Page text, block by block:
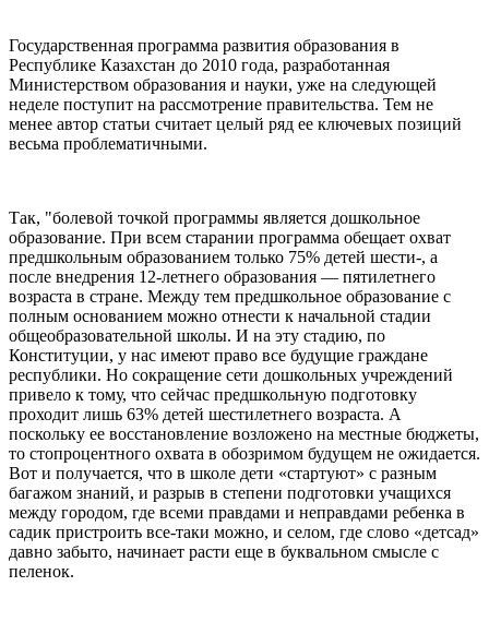
Государственная программа развития образования в
Республике Казахстан до 2010 года, разработанная
Министерством образования и науки, уже на следующей
неделе поступит на рассмотрение правительства. Тем не
менее автор статьи считает целый ряд ее ключевых позиций
весьма проблематичными.
Так, "болевой точкой программы является дошкольное
образование. При всем старании программа обещает охват
предшкольным образованием только 75% детей шести-, а
после внедрения 12-летнего образования — пятилетнего
возраста в стране. Между тем предшкольное образование с
полным основанием можно отнести к начальной стадии
общеобразовательной школы. И на эту стадию, по
Конституции, у нас имеют право все будущие граждане
республики. Но сокращение сети дошкольных учреждений
привело к тому, что сейчас предшкольную подготовку
проходит лишь 63% детей шестилетнего возраста. А
поскольку ее восстановление возложено на местные бюджеты,
то стопроцентного охвата в обозримом будущем не ожидается.
Вот и получается, что в школе дети «стартуют» с разным
багажом знаний, и разрыв в степени подготовки учащихся
между городом, где всеми правдами и неправдами ребенка в
садик пристроить все-таки можно, и селом, где слово «детсад»
давно забыто, начинает расти еще в буквальном смысле с
пеленок.